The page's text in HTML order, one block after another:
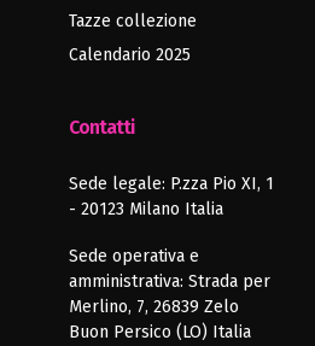
Tazze collezione
Calendario 2025
Contatti
Sede legale: P.zza Pio XI, 1
- 20123 Milano Italia
Sede operativa e
amministrativa: Strada per
Merlino, 7, 26839 Zelo
Buon Persico (LO) Italia